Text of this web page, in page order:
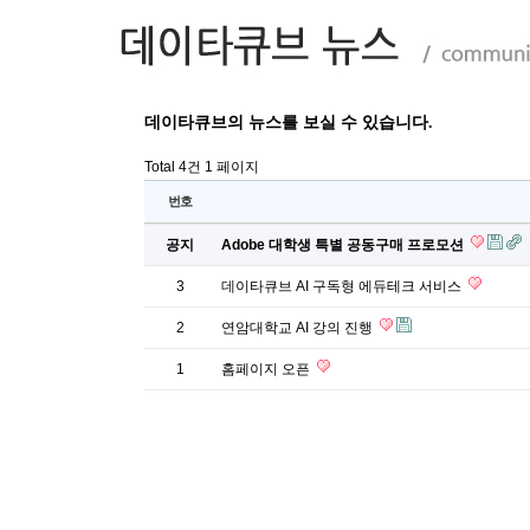
데이타큐브의 뉴스를 보실 수 있습니다.
Total 4건 1 페이지
번호
공지 Adobe 대학생 특별 공동구매 프로모션
3 데이타큐브 AI 구독형 에듀테크 서비스
2 연암대학교 AI 강의 진행
1 홈페이지 오픈